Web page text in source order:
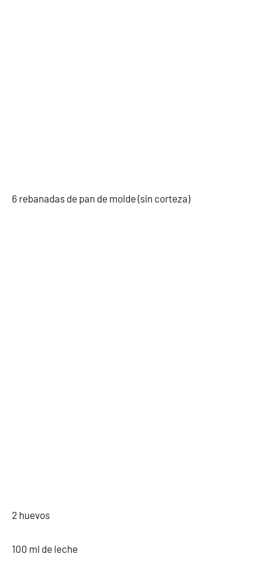
6 rebanadas de pan de molde (sin corteza)
2 huevos
100 ml de leche